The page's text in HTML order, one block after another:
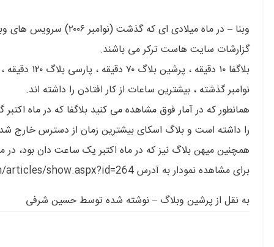
وبنا – در ماه میلادی
گزارشات سایت هاست ترکر می باشند.
نوامبر گذشته ، بیشترین ساعات از کار افتادن را داشته اند.
را داشته است و بلاگ اسکای بیشترین زمان از دسترس خارج
همچنین میهن بلاگ نیز که در ماه اکتبر یک ساعت دان بود، در ماه نوامبر گذشته ۴ ساعت
برای مشاهده نمودار به آدرس http://www.persianweblog.com/articles/show.aspx?id=264 مراجعه کنید.
به نقل از پرشین وبلاگ – نوشته شده توسط حسین شرفی